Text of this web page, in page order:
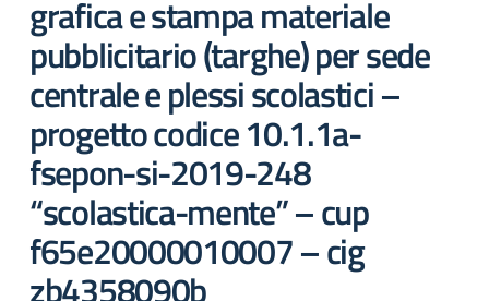
grafica e stampa materiale
pubblicitario (targhe) per sede
centrale e plessi scolastici –
progetto codice 10.1.1a-
fsepon-si-2019-248
“scolastica-mente” – cup
f65e20000010007 – cig
zb4358090b